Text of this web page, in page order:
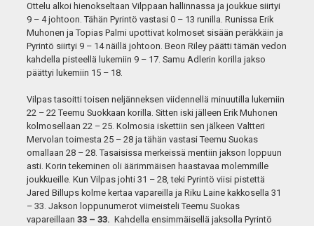
Ottelu alkoi hienokseltaan Vilppaan hallinnassa ja joukkue siirtyi
9 – 4 johtoon. Tähän Pyrintö vastasi 0 – 13 runilla. Runissa Erik
Muhonen ja Topias Palmi upottivat kolmoset sisään peräkkäin ja
Pyrintö siirtyi 9 – 14 näillä johtoon. Beon Riley päätti tämän vedon
kahdella pisteellä lukemiin 9 – 17. Samu Adlerin korilla jakso
päättyi lukemiin 15 – 18.
Vilpas tasoitti toisen neljänneksen viidennellä minuutilla lukemiin
22 – 22 Teemu Suokkaan korilla. Sitten iski jälleen Erik Muhonen
kolmosellaan 22 – 25. Kolmosia iskettiin sen jälkeen Valtteri
Mervolan toimesta 25 – 28 ja tähän vastasi Teemu Suokas
omallaan 28 – 28. Tasaisissa merkeissä mentiin jakson loppuun
asti. Korin tekeminen oli äärimmäisen haastavaa molemmille
joukkueille. Kun Vilpas johti 31 – 28, teki Pyrintö viisi pistettä
Jared Billups kolme kertaa vapareilla ja Riku Laine kakkosella 31
– 33. Jakson loppunumerot viimeisteli Teemu Suokas
vapareillaan 33 – 33. Kahdella ensimmäisellä jaksolla Pyrintö